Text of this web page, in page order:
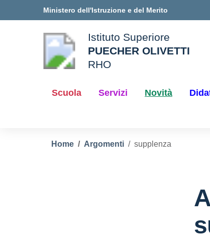
Ministero dell'Istruzione e del Merito
della scuola
Istituto Superiore
PUECHER OLIVETTI
RHO
Scuola Servizi Novità
Home Argomenti supplenza